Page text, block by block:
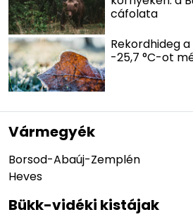
cáfolata
Rekordhideg
-25,7 °C-ot
Vármegyék
Borsod-Abaúj-Zemplén
Heves
Bükk-vidéki kistájak